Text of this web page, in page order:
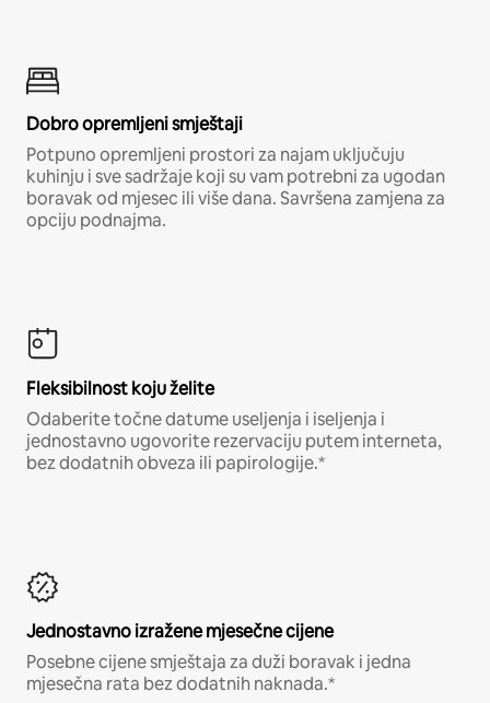
Dobro opremljeni smještaji
Potpuno opremljeni prostori za najam uključuju
kuhinju i sve sadržaje koji su vam potrebni za ugodan
boravak od mjesec ili više dana. Savršena zamjena za
opciju podnajma.
Fleksibilnost koju želite
Odaberite točne datume useljenja i iseljenja i
jednostavno ugovorite rezervaciju putem interneta,
bez dodatnih obveza ili papirologije.*
Jednostavno izražene mjesečne cijene
Posebne cijene smještaja za duži boravak i jedna
mjesečna rata bez dodatnih naknada.*